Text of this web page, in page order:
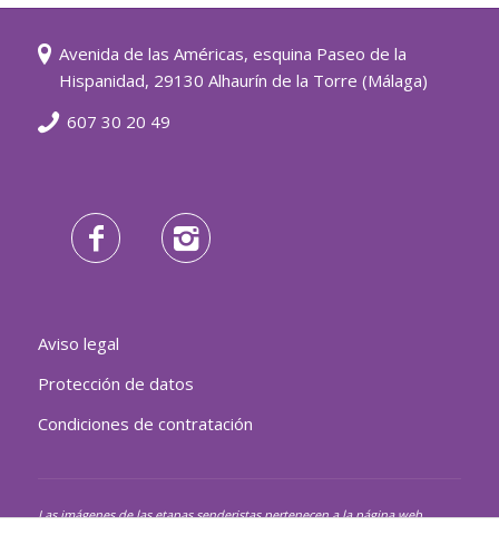
Avenida de las Américas, esquina Paseo de la
Hispanidad, 29130 Alhaurín de la Torre (Málaga)
607 30 20 49
Aviso legal
Protección de datos
Condiciones de contratación
Las imágenes de las etapas senderistas pertenecen a la página web